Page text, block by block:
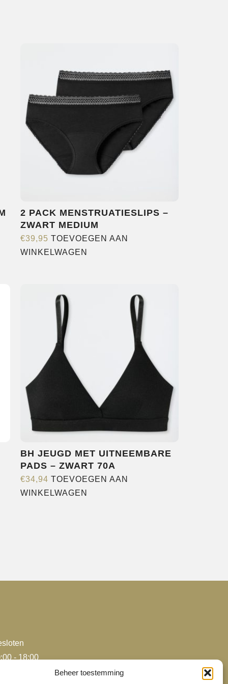
Beheer toestemming
2 PACK MENSTRUATIESLIPS –
ZWART MEDIUM
€39,95 TOEVOEGEN AAN
WINKELWAGEN
BH JEUGD MET UITNEEMBARE
PADS – ZWART 70A
€34,94 TOEVOEGEN AAN
WINKELWAGEN
- 18:00